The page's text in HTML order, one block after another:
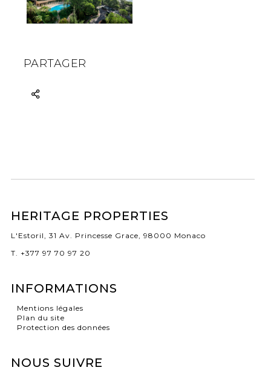
PARTAGER
HERITAGE PROPERTIES
L'Estoril, 31 Av. Princesse Grace, 98000 Monaco
T. +377 97 70 97 20
INFORMATIONS
Mentions légales
Plan du site
Protection des données
NOUS SUIVRE